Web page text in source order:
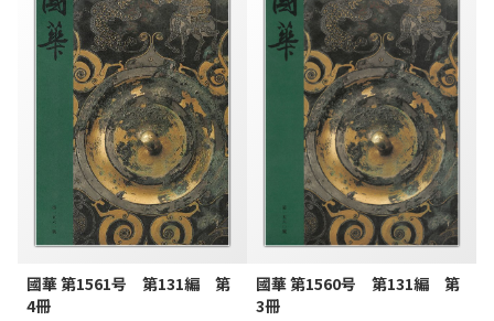
國華 第1561号 第131編 第
4冊
國華 第1560号 第131編 第
3冊